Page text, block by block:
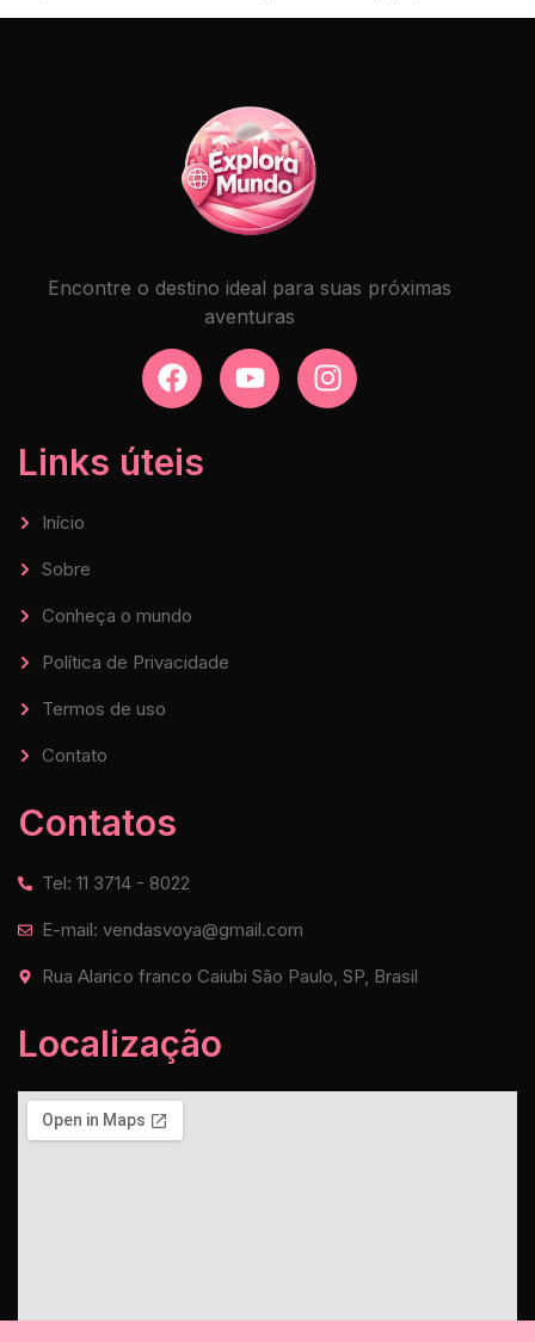
Encontre o destino ideal para suas próximas
aventuras
Links úteis
Início
Sobre
Conheça o mundo
Política de Privacidade
Termos de uso
Contato
Contatos
Tel: 11 3714 - 8022
E-mail: vendasvoya@gmail.com
Rua Alarico franco Caiubi São Paulo, SP, Brasil
Localização